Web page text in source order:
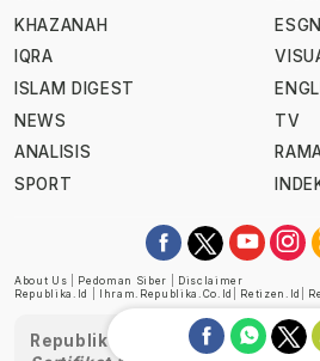
KHAZANAH
IQRA
ISLAM DIGEST
NEWS
ANALISIS
SPORT
TV
About Us Pedoman Siber
Disclaimer
Republika.id
Ihram.republika.co.id Retizen.id
Republika telah diverifikasi